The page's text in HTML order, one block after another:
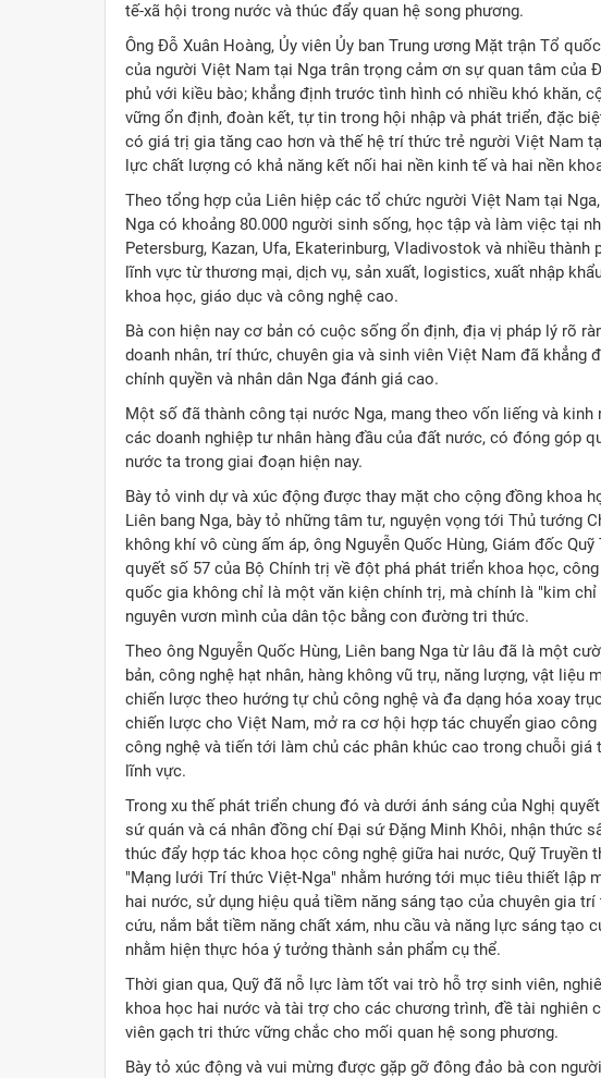
tế-xã hội trong nước và thúc đẩy quan hệ song phương.
Ông Đỗ Xuân Hoàng, Ủy viên Ủy ban Trung ương Mặt trận Tổ
của người Việt Nam tại Nga trân trọng cảm ơn sự quan tâm của
phủ với kiều bào; khẳng định trước tình hình có nhiều khó khăn,
vững ổn định, đoàn kết, tự tin trong hội nhập và phát triển, đặc
có giá trị gia tăng cao hơn và thế hệ trí thức trẻ người Việt Nam
lực chất lượng có khả năng kết nối hai nền kinh tế và hai nền
Theo tổng hợp của Liên hiệp các tổ chức người Việt Nam tại
Nga có khoảng 80.000 người sinh sống, học tập và làm việc tại
Petersburg, Kazan, Ufa, Ekaterinburg, Vladivostok và nhiều
lĩnh vực từ thương mại, dịch vụ, sản xuất, logistics, xuất nhập
khoa học, giáo dục và công nghệ cao.
Bà con hiện nay cơ bản có cuộc sống ổn định, địa vị pháp lý rõ
doanh nhân, trí thức, chuyên gia và sinh viên Việt Nam đã
chính quyền và nhân dân Nga đánh giá cao.
Một số đã thành công tại nước Nga, mang theo vốn liếng và
các doanh nghiệp tư nhân hàng đầu của đất nước, có đóng góp
nước ta trong giai đoạn hiện nay.
Bày tỏ vinh dự và xúc động được thay mặt cho cộng đồng khoa
Liên bang Nga, bày tỏ những tâm tư, nguyện vọng tới Thủ tướng
không khí vô cùng ấm áp, ông Nguyễn Quốc Hùng, Giám đốc
quyết số 57 của Bộ Chính trị về đột phá phát triển khoa học,
quốc gia không chỉ là một văn kiện chính trị, mà chính là "kim
nguyên vươn mình của dân tộc bằng con đường tri thức.
Theo ông Nguyễn Quốc Hùng, Liên bang Nga từ lâu đã là một
bản, công nghệ hạt nhân, hàng không vũ trụ, năng lượng, vật
chiến lược theo hướng tự chủ công nghệ và đa dạng hóa xoay
chiến lược cho Việt Nam, mở ra cơ hội hợp tác chuyển giao
công nghệ và tiến tới làm chủ các phân khúc cao trong chuỗi giá
lĩnh vực.
Trong xu thế phát triển chung đó và dưới ánh sáng của Nghị
sứ quán và cá nhân đồng chí Đại sứ Đặng Minh Khôi, nhận thức
thúc đẩy hợp tác khoa học công nghệ giữa hai nước, Quỹ Truyền
"Mạng lưới Trí thức Việt-Nga" nhằm hướng tới mục tiêu thiết lập
hai nước, sử dụng hiệu quả tiềm năng sáng tạo của chuyên gia
cứu, nắm bắt tiềm năng chất xám, nhu cầu và năng lực sáng tạo
nhằm hiện thực hóa ý tưởng thành sản phẩm cụ thể.
Thời gian qua, Quỹ đã nỗ lực làm tốt vai trò hỗ trợ sinh viên,
khoa học hai nước và tài trợ cho các chương trình, đề tài nghiên
viên gạch tri thức vững chắc cho mối quan hệ song phương.
Bày tỏ xúc động và vui mừng được gặp gỡ đông đảo bà con